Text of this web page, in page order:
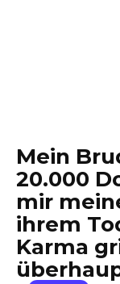
Mein
20.000
mir
ihrem
Karma